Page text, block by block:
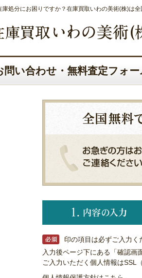
庫処分にお困りですか？在庫買取いわの美術(株)は全
問い合わせ・無料査定フォー
印の項目は必ずご入力く
入力後ページ下にある「確認画
ご入力いただく個人情報はSSL